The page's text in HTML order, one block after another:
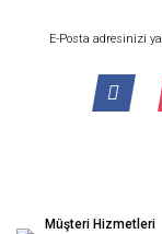
Müşteri Hizmetleri